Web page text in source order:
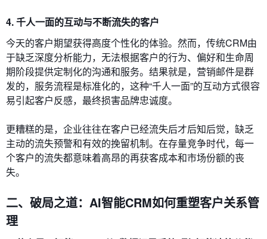
4. 千人一面的互动与不断流失的客户
今天的客户期望获得高度个性化的体验。然而，传统CRM由
于缺乏深度分析能力，无法根据客户的行为、偏好和生命周
期阶段提供定制化的沟通和服务。结果就是，营销邮件是群
发的，服务流程是标准化的，这种“千人一面”的互动方式很容
易引起客户反感，最终损害品牌忠诚度。
更糟糕的是，企业往往在客户已经流失后才后知后觉，缺乏
主动的流失预警和有效的挽留机制。在存量竞争时代，每一
个客户的流失都意味着高昂的再获客成本和市场份额的丧
失。
二、破局之道：AI智能CRM如何重塑客户关系管
理